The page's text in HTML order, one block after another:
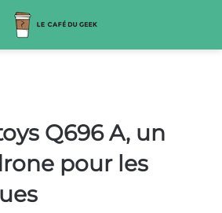
Q696 A, un
pour les